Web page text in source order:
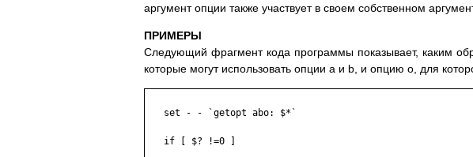
аргумент опции также участвует в своем собственном
ПРИМЕРЫ
Следующий фрагмент кода программы показывает, каким
которые могут использовать опции a и b, и опцию о, для
   set - - `getopt abo: $*`
   if [ $? !=0 ]